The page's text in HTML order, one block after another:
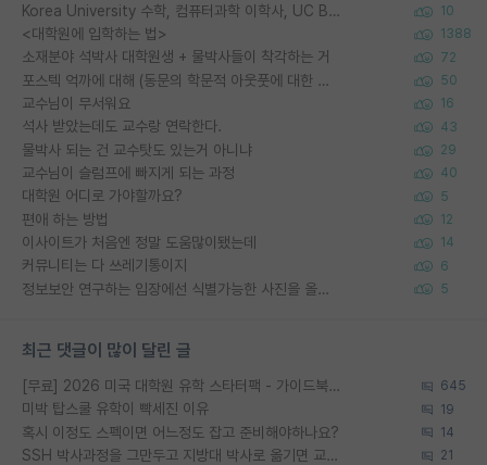
Korea University 수학, 컴퓨터과학 이학사, UC Berkeley 산업공학 대학원 공학박사가 되는 것은 쉽지 않겠죠? 10
<대학원에 입학하는 법> 1388
소재분야 석박사 대학원생 + 물박사들이 착각하는 거 72
포스텍 억까에 대해 (동문의 학문적 아웃풋에 대한 반박) 50
교수님이 무서워요 16
석사 받았는데도 교수랑 연락한다. 43
물박사 되는 건 교수탓도 있는거 아니냐 29
교수님이 슬럼프에 빠지게 되는 과정 40
대학원 어디로 가야할까요? 5
편애 하는 방법 12
이사이트가 처음엔 정말 도움많이됐는데 14
커뮤니티는 다 쓰레기통이지 6
정보보안 연구하는 입장에선 식별가능한 사진을 올리는건 비추이긴함 5
최근 댓글이 많이 달린 글
[무료] 2026 미국 대학원 유학 스타터팩 - 가이드북 & 합격자 컨택메일 템플릿 645
미박 탑스쿨 유학이 빡세진 이유 19
혹시 이정도 스펙이면 어느정도 잡고 준비해야하나요? 14
SSH 박사과정을 그만두고 지방대 박사로 옮기면 교수의 꿈은 끝일까요? 21